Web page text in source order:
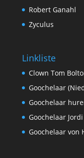
Robert Ganahl
Zyculus
Linkliste
Clown Tom
Goochelaar
Goochelaar
Goochelaar Jordi
Goochelaar von